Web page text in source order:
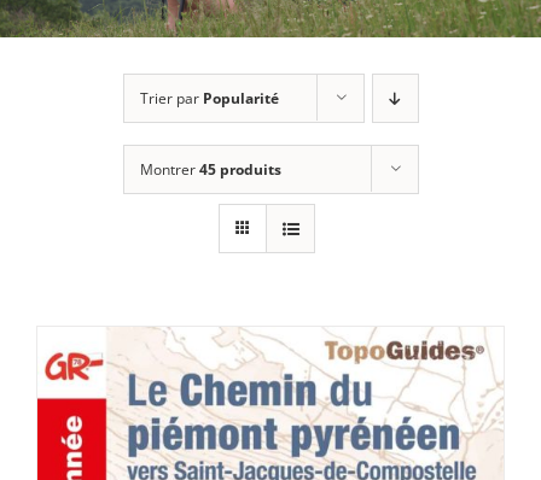
Trier par Popularité
Montrer45 produits